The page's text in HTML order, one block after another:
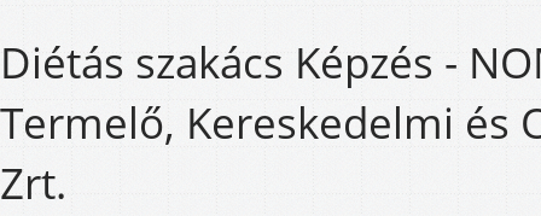
Diétás szakács Képzés -
Termelő, Kereskedelmi és
Zrt.